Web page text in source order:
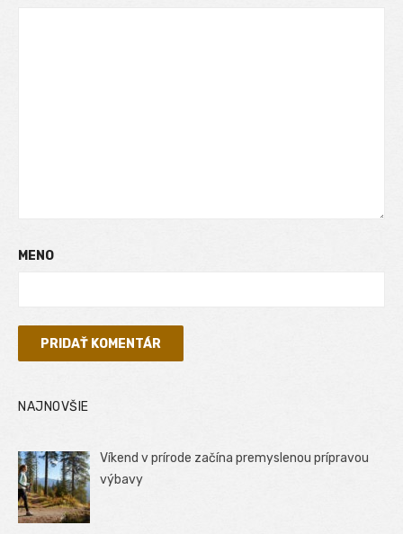
MENO
NAJNOVŠIE
Víkend v prírode začína premyslenou prípravou
výbavy